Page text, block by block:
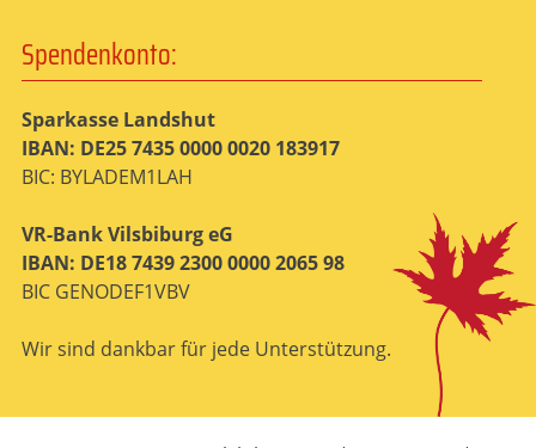
Spendenkonto:
Sparkasse Landshut
IBAN: DE25 7435 0000 0020 183917
BIC: BYLADEM1LAH
VR-Bank Vilsbiburg eG
IBAN: DE18 7439 2300 0000 2065 98
BIC GENODEF1VBV
Wir sind dankbar für jede Unterstützung.